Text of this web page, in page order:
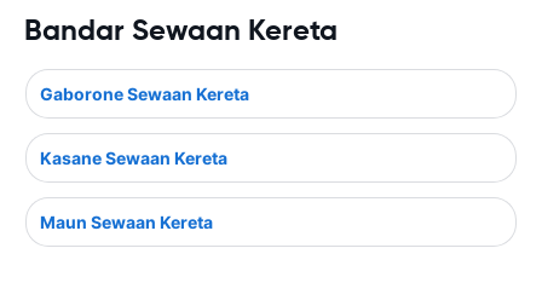
Bandar Sewaan Kereta
Gaborone Sewaan Kereta
Kasane Sewaan Kereta
Maun Sewaan Kereta